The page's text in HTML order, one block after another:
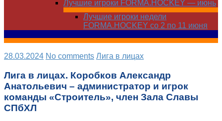
Лучшие игроки FORMA.HOCKEY — июнь
Лучшие игроки недели
FORMA.HOCKEY со 2 по 11 июня
28.03.2024 No comments Лига в лицах
Лига в лицах. Коробков Александр
Анатольевич – администратор и игрок
команды «Строитель», член Зала Славы
СПбХЛ